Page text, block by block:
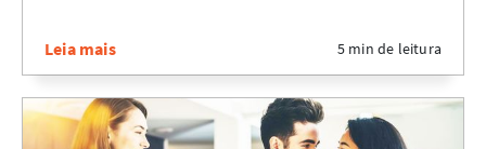
Leia mais 5 min de leitura